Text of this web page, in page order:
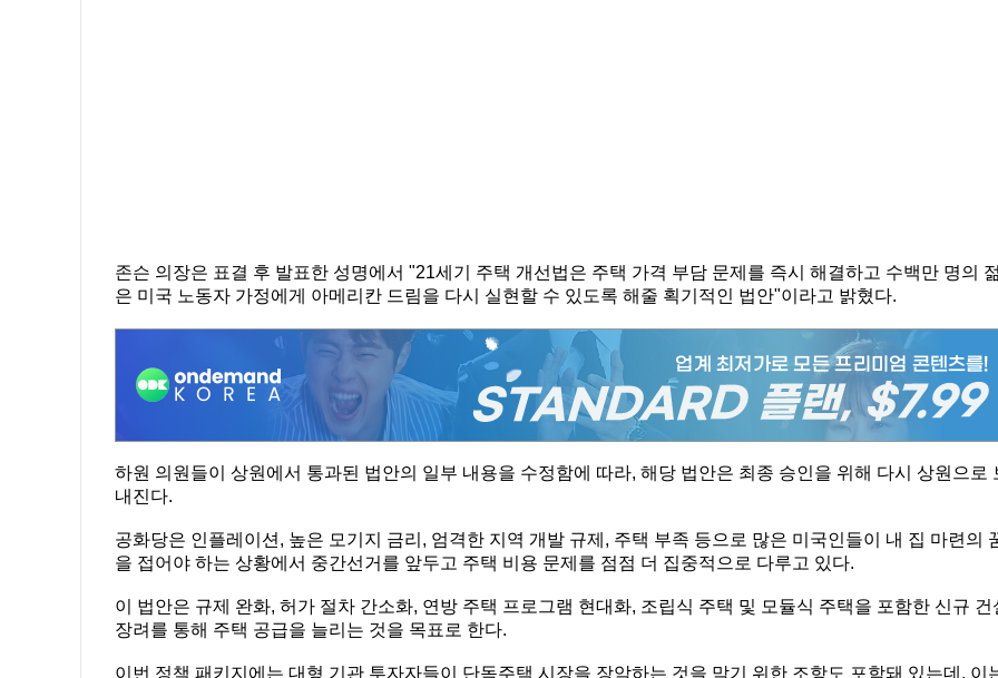
존슨 의장은 표결 후 발표한 성명에서 "21세기 주택 개선법은 주택 가격 부담 문제를 즉시 해결하고 수백만 명의
은 미국 노동자 가정에게 아메리칸 드림을 다시 실현할 수 있도록 해줄 획기적인 법안"이라고 밝혔다.
하원 의원들이 상원에서 통과된 법안의 일부 내용을 수정함에 따라, 해당 법안은 최종 승인을 위해 다시 상원으로
내진다.
공화당은 인플레이션, 높은 모기지 금리, 엄격한 지역 개발 규제, 주택 부족 등으로 많은 미국인들이 내 집 마련의
을 접어야 하는 상황에서 중간선거를 앞두고 주택 비용 문제를 점점 더 집중적으로 다루고 있다.
이 법안은 규제 완화, 허가 절차 간소화, 연방 주택 프로그램 현대화, 조립식 주택 및 모듈식 주택을 포함한 신규 건
장려를 통해 주택 공급을 늘리는 것을 목표로 한다.
이번 정책 패키지에는 대형 기관 투자자들이 단독주택 시장을 장악하는 것을 막기 위한 조항도 포함돼 있는데, 이